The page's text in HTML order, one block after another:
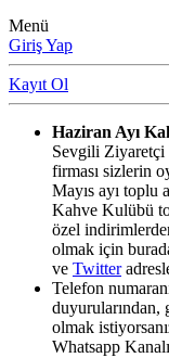
Menü
Giriş Yap
Kayıt Ol
Haziran Ayı
Sevgili Ziyaretçi
firması sizlerin
Mayıs ayı toplu
Kahve Kulübü
özel
olmak için
ve Twitter
Telefon
duyurularından,
olmak
Whatsapp